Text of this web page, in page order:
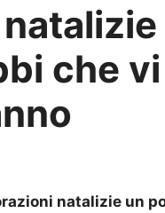
che vi
natalizie un